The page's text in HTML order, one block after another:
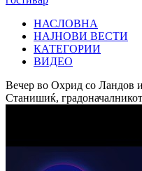
НАСЛОВНА
НАЈНОВИ ВЕСТИ
КАТЕГОРИИ
ВИДЕО
Вечер во Охрид со Ландов
Станишиќ,